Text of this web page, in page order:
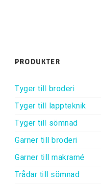
PRODUKTER
Tyger till broderi
Tyger till lappteknik
Tyger till sömnad
Garner till broderi
Garner till makramé
Trådar till sömnad